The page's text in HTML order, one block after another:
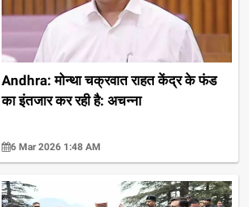
Andhra: मोन्था चक्रवात राहत केंद्र के फंड
का इंतजार कर रही है: अचन्ना
6 Mar 2026 1:48 AM